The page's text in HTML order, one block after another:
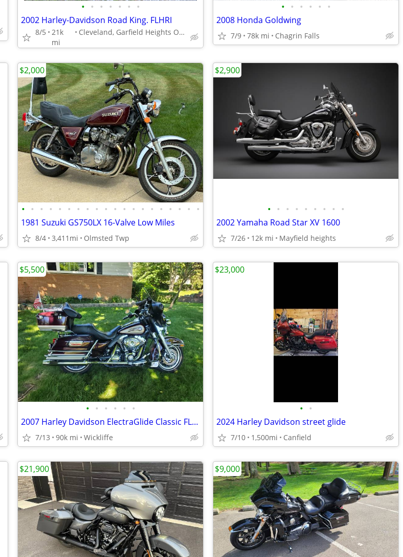
• • • • • • •
2002 Harley-Davidson Road King. FLHRI
8/5
21k
mi
Cleveland, Garfield Heights Ohio
• • • • • •
2008 Honda Goldwing
7/9 78k mi Chagrin Falls
• • • • • • • • • • • • • • • • • • • •
1981 Suzuki GS750LX 16-Valve Low Miles
8/4 3,411mi Olmsted Twp
$2,000
• • • • • • • • •
2002 Yamaha Road Star XV 1600
7/26 12k mi Mayfield heights
$2,900
• • • • • •
2007 Harley Davidson ElectraGlide Classic FLHTC
7/13 90k mi Wickliffe
$5,500
• •
2024 Harley Davidson street glide
7/10 1,500mi Canfield
$23,000
$21,900 $9,000